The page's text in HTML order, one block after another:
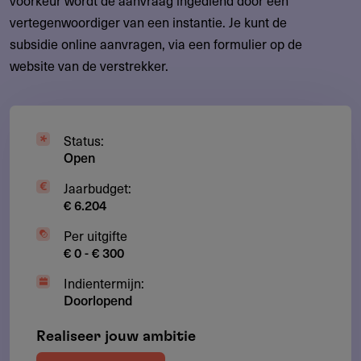
vertegenwoordiger van een instantie. Je kunt de
subsidie online aanvragen, via een formulier op de
website van de verstrekker.
Status:
Open
Jaarbudget:
€ 6.204
Per uitgifte
€ 0 - € 300
Indientermijn:
Doorlopend
Realiseer jouw ambitie